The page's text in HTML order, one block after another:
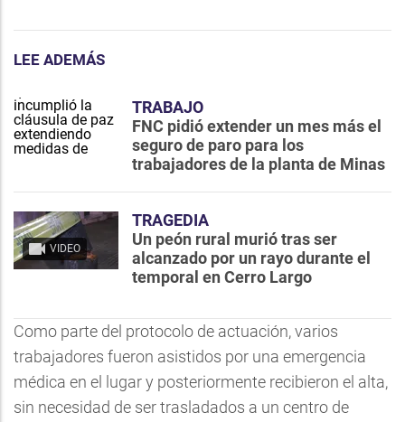
LEE ADEMÁS
TRABAJO
FNC pidió extender un mes más el
seguro de paro para los
trabajadores de la planta de Minas
VIDEO
TRAGEDIA
Un peón rural murió tras ser
alcanzado por un rayo durante el
temporal en Cerro Largo
Como parte del protocolo de actuación, varios
trabajadores fueron asistidos por una emergencia
médica en el lugar y posteriormente recibieron el alta,
sin necesidad de ser trasladados a un centro de